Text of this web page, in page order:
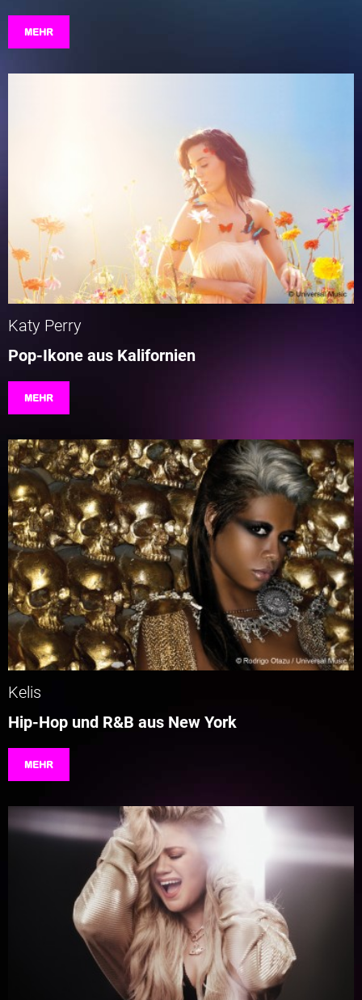
MEHR
Katy Perry
Pop-Ikone aus Kalifornien
MEHR
Kelis
Hip-Hop und R&B aus New York
MEHR